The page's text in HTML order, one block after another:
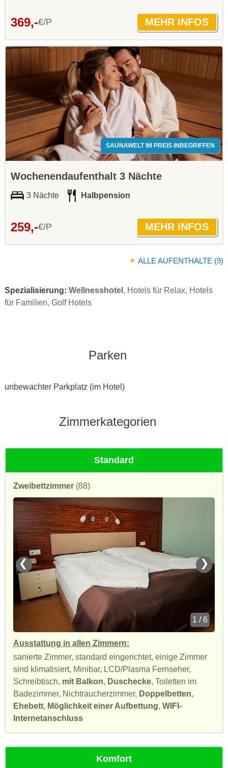
369,-€/P
SAUNAWELT IM PREIS INBEGRIFFEN
Wochenendaufenthalt 3 Nächte
3 Nächte Halbpension
259,-€/P
ALLE AUFENTHALTE (9)
Spezialisierung: Wellnesshotel , Hotels für Relax, Hotels
für Familien, Golf Hotels
Parken
unbewachter Parkplatz (im Hotel)
Zimmerkategorien
Standard
Zweibettzimmer (88)
❮ ❯
1 / 6
Ausstattung in allen Zimmern:
sanierte Zimmer, standard eingerichtet, einige Zimmer
sind klimatisiert, Minibar, LCD/Plasma Fernseher,
Schreibtisch, mit Balkon, Duschecke, Toiletten im
Badezimmer, Nichtraucherzimmer, Doppelbetten,
Ehebett, Möglichkeit einer Aufbettung, WIFI-
Internetanschluss
Komfort